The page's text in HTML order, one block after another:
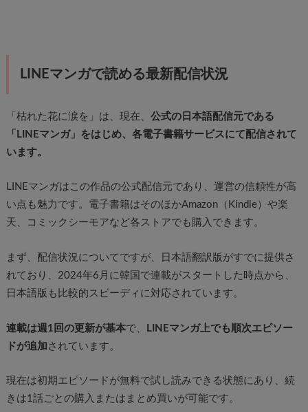
LINEマンガで読める最新配信状況
「枯れた花に涙を」は、現在、 公式の日本語配信元である
「LINEマンガ」をはじめ、各電子書籍サービスにて配信されて
います。
LINEマンガはこの作品の公式配信元であり、運営の信頼性が高
い点も魅力です。電子書籍はそのほかAmazon（Kindle）や楽
天、コミックシーモアなど各ストアでも購入できます。
まず、配信状況についてですが、日本語翻訳版がすでに提供さ
れており、2024年6月に韓国で連載がスタートした時点から、
日本語版も比較的スピーディに対応されています。
連載は週1回の更新が基本で、
LINEマンガ上でも順次エピソー
ドが追加 されています。
現在は初期エピソードが無料で試し読みできる状態にあり、続
きは1話ごとの購入またはまとめ買いが可能です。